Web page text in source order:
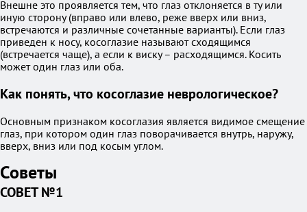
Внешне это проявляется тем, что глаз отклоняется в ту или
иную сторону (вправо или влево, реже вверх или вниз,
встречаются и различные сочетанные варианты). Если глаз
приведен к носу, косоглазие называют сходящимся
(встречается чаще), а если к виску – расходящимся. Косить
может один глаз или оба.
Как понять, что косоглазие неврологическое?
Основным признаком косоглазия является видимое смещение
глаз, при котором один глаз поворачивается внутрь, наружу,
вверх, вниз или под косым углом.
Советы
СОВЕТ №1